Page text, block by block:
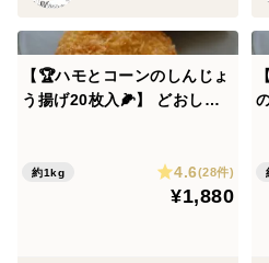
【🏆ハモとコーンのしんじょ
う揚げ20枚入🌽】 どおし
コーンが出会った奇跡。口の
中で甘さがフワりと調和して
約1kg 4.6(28件)
¥1,880